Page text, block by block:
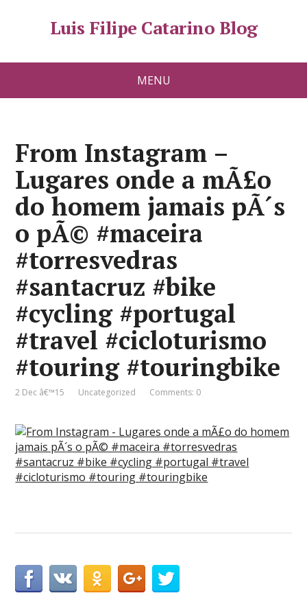
Luis Filipe Catarino Blog
MENU
From Instagram –
Lugares onde a mÃ£o
do homem jamais pÃ´s
o pÃ© #maceira
#torresvedras
#santacruz #bike
#cycling #portugal
#travel #cicloturismo
#touring #touringbike
2 Dec â€™15 Uncategorized Comments: 0